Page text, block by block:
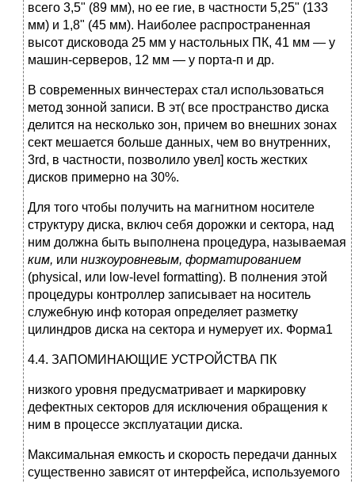
всего 3,5" (89 мм), но ее гие, в частности 5,25" (133
мм) и 1,8" (45 мм). Наиболее распространенная
высот дисковода 25 мм у настольных ПК, 41 мм — у
машин-серверов, 12 мм — у порта-п и др.
В современных винчестерах стал использоваться
метод зонной записи. В эт( все пространство диска
делится на несколько зон, причем во внешних зонах
сект мешается больше данных, чем во внутренних,
3rd, в частности, позволило увел] кость жестких
дисков примерно на 30%.
Для того чтобы получить на магнитном носителе
структуру диска, включ себя дорожки и сектора, над
ним должна быть выполнена процедура, называемая
ким, или низкоуровневым, форматированием
(physical, или low-level formatting). В полнения этой
процедуры контроллер записывает на носитель
служебную инф которая определяет разметку
цилиндров диска на сектора и нумерует их. Форма1
4.4. ЗАПОМИНАЮЩИЕ УСТРОЙСТВА ПК
низкого уровня предусматривает и маркировку
дефектных секторов для исключения обра­щения к
ним в процессе эксплуатации диска.
Максимальная емкость и скорость передачи данных
существенно зависят от интер­фейса, используемого